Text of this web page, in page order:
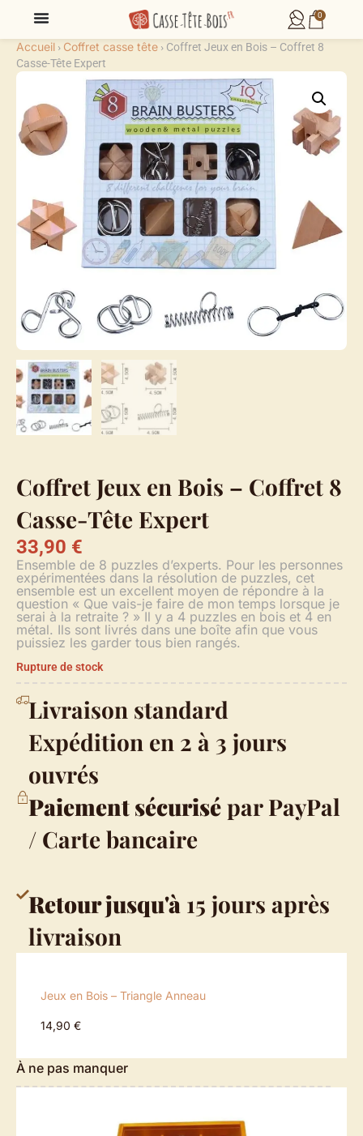
0
Accueil › Coffret casse tête › Coffret Jeux en Bois – Coffret 8
Casse-Tête Expert
Coffret Jeux en Bois – Coffret 8
Casse-Tête Expert
33,90 €
Ensemble de 8 puzzles d’experts. Pour les personnes
expérimentées dans la résolution de puzzles, cet
ensemble est un excellent moyen de répondre à la
question « Que vais-je faire de mon temps lorsque je
serai à la retraite ? » Il y a 4 puzzles en bois et 4 en
métal. Ils sont livrés dans une boîte afin que vous
puissiez les garder tous bien rangés.
Rupture de stock
Livraison standard
Expédition en 2 à 3 jours
ouvrés
Paiement sécurisépar PayPal
/ Carte bancaire
Retour jusqu'à 15 jours après
livraison
Jeux en Bois – Triangle Anneau
14,90 €
À ne pas manquer